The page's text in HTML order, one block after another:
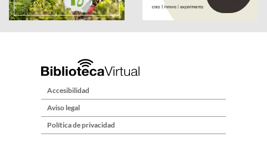
Accesibilidad
Aviso legal
Política de privacidad